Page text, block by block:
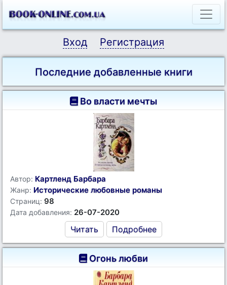
Вход Регистрация
Последние добавленные книги
Во власти мечты
Автор: Картленд Барбара
Жанр: Исторические любовные романы
Страниц: 98
Дата добавления: 26-07-2020
Читать Подробнее
Огонь любви